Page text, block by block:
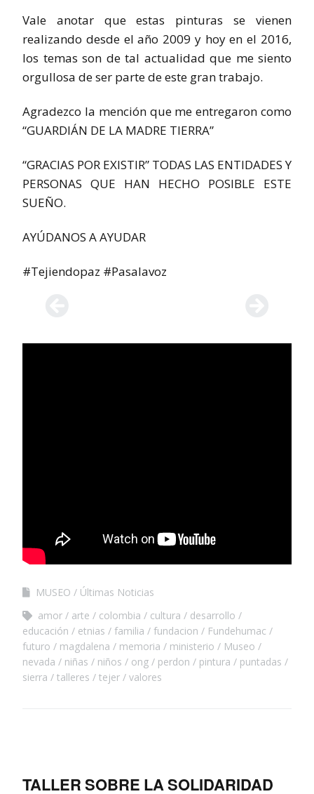
Vale anotar que estas pinturas se vienen
realizando desde el año 2009 y hoy en el 2016,
los temas son de tal actualidad que me siento
orgullosa de ser parte de este gran trabajo.
Agradezco la mención que me entregaron como
“GUARDIÁN DE LA MADRE TIERRA”
“GRACIAS POR EXISTIR” TODAS LAS ENTIDADES Y
PERSONAS QUE HAN HECHO POSIBLE ESTE
SUEÑO.
AYÚDANOS A AYUDAR
#Tejiendopaz #Pasalavoz
MUSEO
Últimas Noticias
amor
arte colombia cultura
desarrollo
educación
etnias familia fundacion
Fundehumac
futuro
magdalena memoria ministerio
Museo
nevada
niñas niños ong perdon pintura
puntadas
sierra
talleres tejer valores
TALLER SOBRE LA SOLIDARIDAD